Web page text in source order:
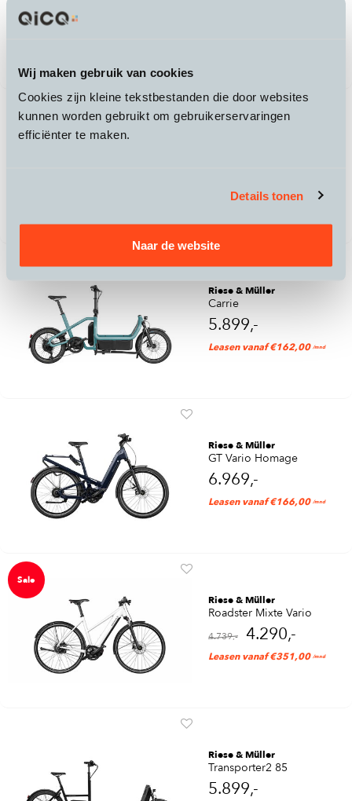
Wij maken gebruik van cookies
Cookies zijn kleine tekstbestanden die door websites
kunnen worden gebruikt om gebruikerservaringen
efficiënter te maken.
Details tonen
Naar de website
NTA
8776
Riese & Müller
Carrie
5.899,-
Leasen vanaf €162,00 /mnd
Riese & Müller
GT Vario Homage
6.969,-
Leasen vanaf €166,00 /mnd
Sale
Riese & Müller
Roadster Mixte Vario
4.739,- 4.290,-
Leasen vanaf €351,00 /mnd
Riese & Müller
Transporter2 85
5.899,-